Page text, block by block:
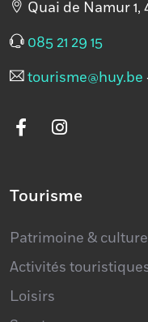
085 21 29 15
tourisme@huy.be
Activités touristiques
Loisirs
Sport